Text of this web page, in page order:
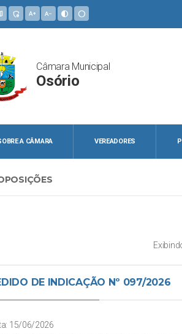
admin_panel_settings text_increase text_decrease contrast circle
Câmara Municipal
Osório
A CÂMARA VEREADORES
DE INDICAÇÃO Nº 097/2026
15/06/2026